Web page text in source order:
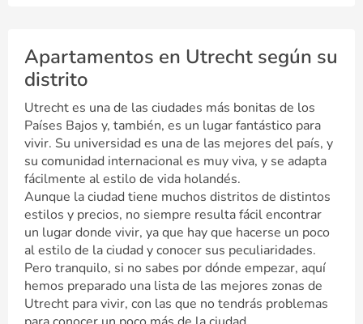
Apartamentos en Utrecht según su
distrito
Utrecht es una de las ciudades más bonitas de los
Países Bajos y, también, es un lugar fantástico para
vivir. Su universidad es una de las mejores del país, y
su comunidad internacional es muy viva, y se adapta
fácilmente al estilo de vida holandés.
Aunque la ciudad tiene muchos distritos de distintos
estilos y precios, no siempre resulta fácil encontrar
un lugar donde vivir, ya que hay que hacerse un poco
al estilo de la ciudad y conocer sus peculiaridades.
Pero tranquilo, si no sabes por dónde empezar, aquí
hemos preparado una lista de las mejores zonas de
Utrecht para vivir, con las que no tendrás problemas